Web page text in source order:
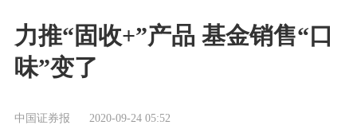
力推“固收+”产品 基金销售“口
味”变了
中国证券报 2020-09-24 05:52